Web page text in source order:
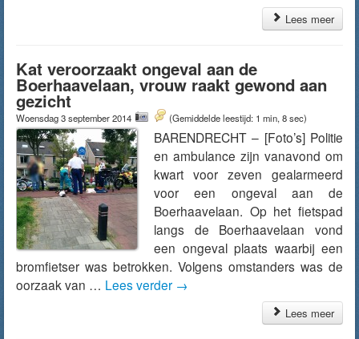
Lees meer
Kat veroorzaakt ongeval aan de
Boerhaavelaan, vrouw raakt gewond aan
gezicht
Woensdag 3 september 2014 (Gemiddelde leestijd: 1 min, 8 sec)
BARENDRECHT – [Foto’s] Politie
en ambulance zijn vanavond om
kwart voor zeven gealarmeerd
voor een ongeval aan de
Boerhaavelaan. Op het fietspad
langs de Boerhaavelaan vond
een ongeval plaats waarbij een
bromfietser was betrokken. Volgens omstanders was de
oorzaak van … Lees verder →
Lees meer